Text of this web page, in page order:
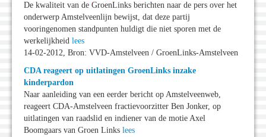
De kwaliteit van de GroenLinks berichten naar de pers over het
onderwerp Amstelveenlijn bewijst, dat deze partij
vooringenomen standpunten huldigt die niet sporen met de
werkelijkheid lees
14-02-2012, Bron: VVD-Amstelveen / GroenLinks-Amstelveen
CDA reageert op uitlatingen GroenLinks inzake
kinderpardon
Naar aanleiding van een eerder bericht op Amstelveenweb,
reageert CDA-Amstelveen fractievoorzitter Ben Jonker, op
uitlatingen van raadslid en indiener van de motie Axel
Boomgaars van Groen Links lees